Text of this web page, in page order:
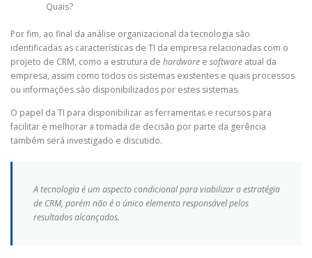
Quais?
Por fim, ao final da análise organizacional da tecnologia são
identificadas as características de TI da empresa relacionadas com o
projeto de CRM, como a estrutura de hardware e software atual da
empresa, assim como todos os sistemas existentes e quais processos
ou informações são disponibilizados por estes sistemas.
O papel da TI para disponibilizar as ferramentas e recursos para
facilitar e melhorar a tomada de decisão por parte da gerência
também será investigado e discutido.
A tecnologia é um aspecto condicional para viabilizar a estratégia
de CRM, porém não é o único elemento responsável pelos
resultados alcançados.